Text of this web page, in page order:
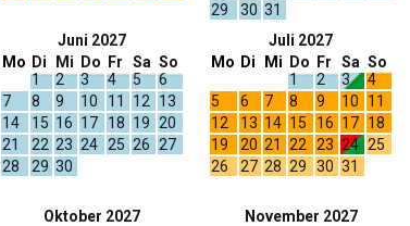
29
30 31
Juni 2027
Mo Di
1
Mi
2
Do
3
Fr
4
Sa
5
So
6
7
8 9 10 11 12
13
14
15 16 17 18 19 20
21
22 23 24 25 26 27
28
29 30
Juli 2027
Mo Di Mi
Do
1
Fr
2
Sa
3
So
4
5
6 7 8 9 10
11
12
13 14 15 16 17 18
19
20 21 22 23 24 25
26
27 28 29 30 31
Oktober 2027
November 2027